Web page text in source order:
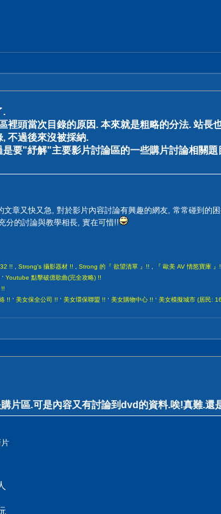
.
裡頭當次目錄的原因. 本來就是粗略的分法. 站
不過後來沒被採納.
要"紓解"主要影片討論區的一些購片討論相關
章又快又急, 對於影片內容討論有興趣的網友, 常常碰到的
分的討論與教學相長, 實在可惜!!
!! Strong's 攝影器材 !! Strong 的『 欲望清單 』!! 『 歐美 AV 情慾寶庫 』
, Youtube 點擊破億歌曲(完全攻略) !!
!!
!! , 美女保全公司 !! , 美女環保聯盟 !! , 美女購物中心 !! , 美女模擬城市 (居民:
片區.可是內容又有討論到dvd的資料.唉!真難.還